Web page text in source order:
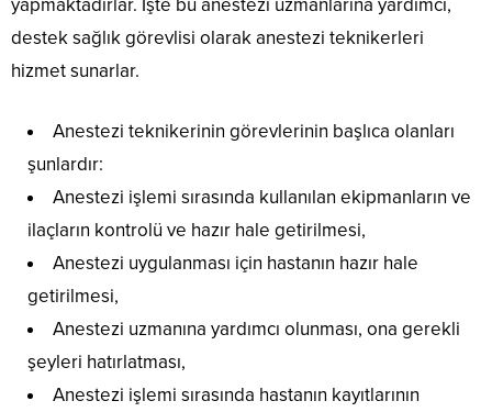
yapmaktadırlar. İşte bu anestezi uzmanlarına yardımcı,
destek sağlık görevlisi olarak anestezi teknikerleri
hizmet sunarlar.
Anestezi teknikerinin görevlerinin başlıca olanları
şunlardır:
Anestezi işlemi sırasında kullanılan ekipmanların ve
ilaçların kontrolü ve hazır hale getirilmesi,
Anestezi uygulanması için hastanın hazır hale
getirilmesi,
Anestezi uzmanına yardımcı olunması, ona gerekli
şeyleri hatırlatması,
Anestezi işlemi sırasında hastanın kayıtlarının